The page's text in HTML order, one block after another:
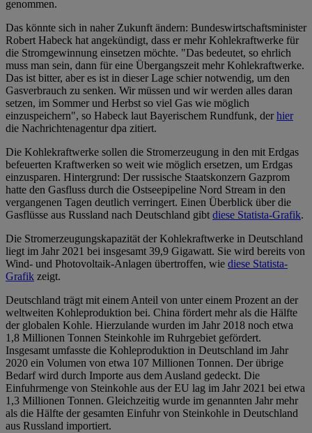
genommen.
Das könnte sich in naher Zukunft ändern: Bundeswirtschaftsminister
Robert Habeck hat angekündigt, dass er mehr Kohlekraftwerke für
die Stromgewinnung einsetzen möchte. "Das bedeutet, so ehrlich
muss man sein, dann für eine Übergangszeit mehr Kohlekraftwerke.
Das ist bitter, aber es ist in dieser Lage schier notwendig, um den
Gasverbrauch zu senken. Wir müssen und wir werden alles daran
setzen, im Sommer und Herbst so viel Gas wie möglich
einzuspeichern", so Habeck laut Bayerischem Rundfunk, derhier
die Nachrichtenagentur dpa zitiert.
Die Kohlekraftwerke sollen die Stromerzeugung in den mit Erdgas
befeuerten Kraftwerken so weit wie möglich ersetzen, um Erdgas
einzusparen. Hintergrund: Der russische Staatskonzern Gazprom
hatte den Gasfluss durch die Ostseepipeline Nord Stream in den
vergangenen Tagen deutlich verringert. Einen Überblick über die
Gasflüsse aus Russland nach Deutschland gibtdiese Statista-Grafik.
Die Stromerzeugungskapazität der Kohlekraftwerke in Deutschland
liegt im Jahr 2021 bei insgesamt 39,9 Gigawatt. Sie wird bereits von
Wind- und Photovoltaik-Anlagen übertroffen, wie diese Statista-
Grafik zeigt.
Deutschland trägt mit einem Anteil von unter einem Prozent an der
weltweiten Kohleproduktion bei. China fördert mehr als die Hälfte
der globalen Kohle. Hierzulande wurden im Jahr 2018 noch etwa
1,8 Millionen Tonnen Steinkohle im Ruhrgebiet gefördert.
Insgesamt umfasste die Kohleproduktion in Deutschland im Jahr
2020 ein Volumen von etwa 107 Millionen Tonnen. Der übrige
Bedarf wird durch Importe aus dem Ausland gedeckt. Die
Einfuhrmenge von Steinkohle aus der EU lag im Jahr 2021 bei etwa
1,3 Millionen Tonnen. Gleichzeitig wurde im genannten Jahr mehr
als die Hälfte der gesamten Einfuhr von Steinkohle in Deutschland
aus Russland importiert.